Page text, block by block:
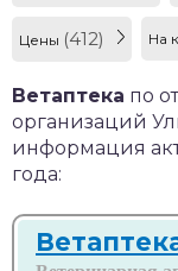
Цены (412) На
Ветаптека по
организаций
информация
года: